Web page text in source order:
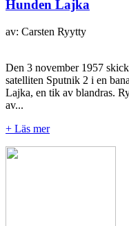
Hunden Lajka
av: Carsten Ryytty
Den 3 november 1957
satelliten Sputnik 2 i en
Lajka, en tik av blandras.
av...
+ Läs mer